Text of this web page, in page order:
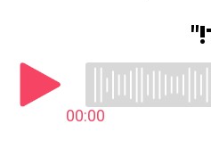
00:00